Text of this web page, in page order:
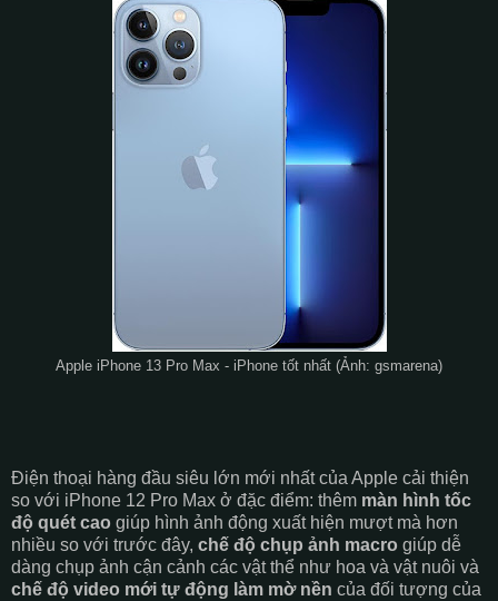
Apple iPhone 13 Pro Max - iPhone tốt nhất (Ảnh: gsmarena)
Điện thoại hàng đầu siêu lớn mới nhất của Apple cải thiện
so với iPhone 12 Pro Max ở đặc điểm: thêm màn hình tốc
độ quét cao giúp hình ảnh động xuất hiện mượt mà hơn
nhiều so với trước đây, chế độ chụp ảnh macro giúp dễ
dàng chụp ảnh cận cảnh các vật thể như hoa và vật nuôi và
chế độ video mới tự động làm mờ nền của đối tượng của